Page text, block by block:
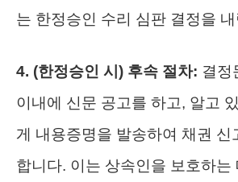
는 한정승인 수리 심판 결정을
4. (한정승인 시) 후속 절차: 결정
이내에 신문 공고를 하고, 알고
게 내용증명을 발송하여 채권 신
합니다. 이는 상속인을 보호하는